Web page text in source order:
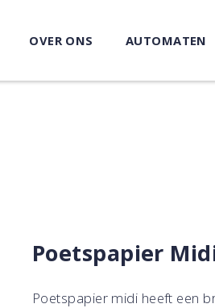
OVER ONS AUTOMATEN
Poetspapier
Poetspapier midi heeft een